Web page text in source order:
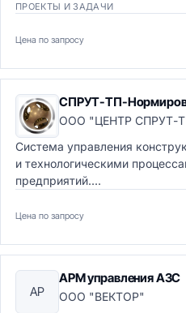
ПРОЕКТЫ И ЗАДАЧИ
Цена по запросу
СПРУТ-ТП-
ООО "ЦЕНТР СПРУТ-
Система управления
и технологическими
предприятий....
Цена по запросу
АР
АРМ управления АЗС
ООО "ВЕКТОР"